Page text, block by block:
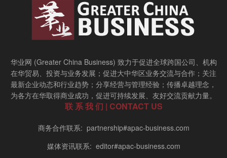
华业网 (Greater China Business) 致力于促进全球跨国公司、机构
在华贸易、投资与业务发展；促进大中华区业务交流与合作；关注
最新企业动态和行业趋势；分享经营与管理经验；传播卓越理念，
为各方在华取得商业成功，促进可持续发展、友好交流贡献力量。
联 系 我 们 | CONTACT US
商务合作联系: partnership#apac-business.com
媒体资讯联系: editor#apac-business.com